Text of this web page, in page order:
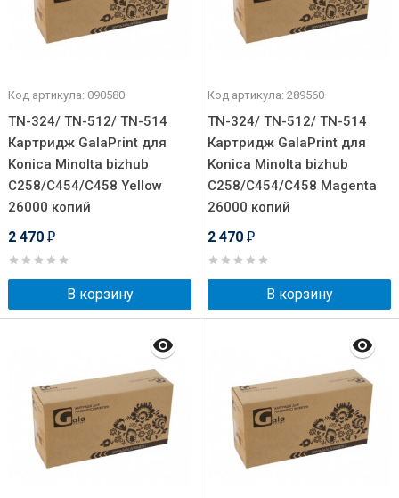
Код артикула: 090580
TN-324/ TN-512/ TN-514
Картридж GalaPrint для
Konica Minolta bizhub
C258/C454/C458 Yellow
26000 копий
2 470 ₽
В корзину
Код артикула: 289560
TN-324/ TN-512/ TN-514
Картридж GalaPrint для
Konica Minolta bizhub
C258/C454/C458 Magenta
26000 копий
2 470 ₽
В корзину